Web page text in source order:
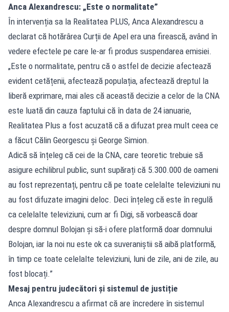
Anca Alexandrescu: „Este o normalitate”
În intervenția sa la Realitatea PLUS, Anca Alexandrescu a
declarat că hotărârea Curții de Apel era una firească, având în
vedere efectele pe care le-ar fi produs suspendarea emisiei.
„Este o normalitate, pentru că o astfel de decizie afectează
evident cetățenii, afectează populația, afectează dreptul la
liberă exprimare, mai ales că această decizie a celor de la CNA
este luată din cauza faptului că în data de 24 ianuarie,
Realitatea Plus a fost acuzată că a difuzat prea mult ceea ce
a făcut Călin Georgescu și George Simion.
Adică să înțeleg că cei de la CNA, care teoretic trebuie să
asigure echilibrul public, sunt supărați că 5.300.000 de oameni
au fost reprezentați, pentru că pe toate celelalte televiziuni nu
au fost difuzate imagini deloc. Deci înțeleg că este în regulă
ca celelalte televiziuni, cum ar fi Digi, să vorbească doar
despre domnul Bolojan și să-i ofere platformă doar domnului
Bolojan, iar la noi nu este ok ca suveraniștii să aibă platformă,
în timp ce toate celelalte televiziuni, luni de zile, ani de zile, au
fost blocați.”
Mesaj pentru judecători și sistemul de justiție
Anca Alexandrescu a afirmat că are încredere în sistemul